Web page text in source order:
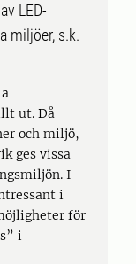
LED-
miljöer, s.k.
ut. Då
och miljö,
ges vissa
I
i
för
i